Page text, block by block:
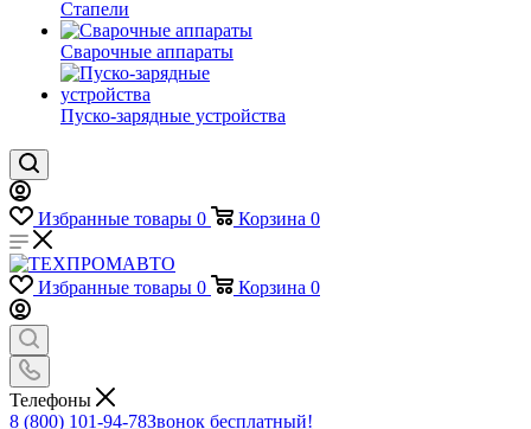
Стапели
Сварочные аппараты
Пуско-зарядные устройства
Избранные товары 0 Корзина 0
Избранные товары 0 Корзина 0
Телефоны
8 (800) 101-94-78Звонок бесплатный!